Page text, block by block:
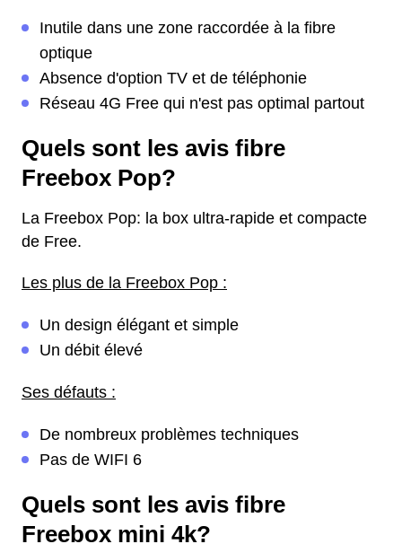
Inutile dans une zone raccordée à la fibre
optique
Absence d'option TV et de téléphonie
Réseau 4G Free qui n'est pas optimal partout
Quels sont les avis fibre
Freebox Pop?
La Freebox Pop: la box ultra-rapide et compacte
de Free.
Les plus de la Freebox Pop :
Un design élégant et simple
Un débit élevé
Ses défauts :
De nombreux problèmes techniques
Pas de WIFI 6
Quels sont les avis fibre
Freebox mini 4k?